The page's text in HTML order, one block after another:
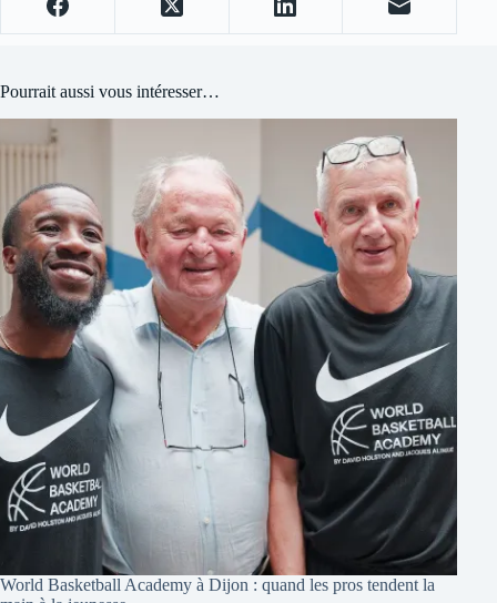
Pourrait aussi vous intéresser…
World Basketball Academy à Dijon : quand les pros tendent la